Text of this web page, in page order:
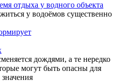
отдыха у водного объекта
у водоёмов существенно
дождями, а те нередко
могут быть опасны для